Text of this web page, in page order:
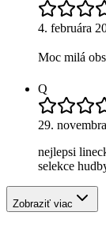
4. februára
Moc milá
Q
29.
nejlepsi
selekce
Zobraziť viac